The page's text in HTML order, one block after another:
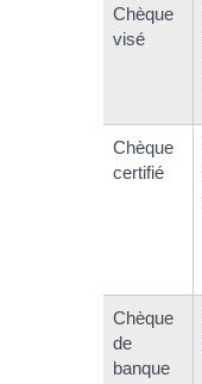
Chèque
visé
Chèque
certifié
Chèque
de
banque